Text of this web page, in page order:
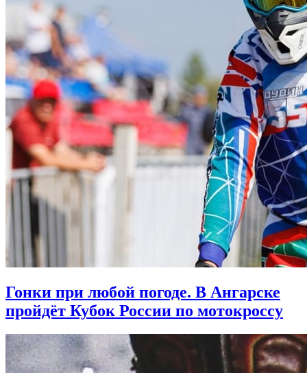
Гонки при любой погоде. В Ангарске
пройдёт Кубок России по мотокроссу